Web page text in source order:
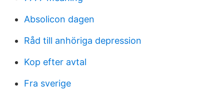
Absolicon dagen
Råd till anhöriga depression
Kop efter avtal
Fra sverige